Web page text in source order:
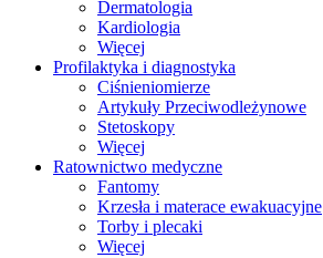
Dermatologia
Kardiologia
Więcej
Profilaktyka i diagnostyka
Ciśnieniomierze
Artykuły Przeciwodleżynowe
Stetoskopy
Więcej
Ratownictwo medyczne
Fantomy
Krzesła i materace ewakuacyjne
Torby i plecaki
Więcej